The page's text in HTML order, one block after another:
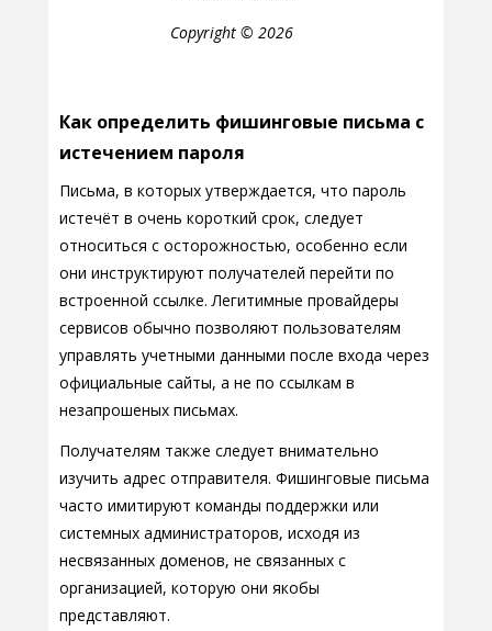
Copyright © 2026
Как определить фишинговые письма с
истечением пароля
Письма, в которых утверждается, что пароль
истечёт в очень короткий срок, следует
относиться с осторожностью, особенно если
они инструктируют получателей перейти по
встроенной ссылке. Легитимные провайдеры
сервисов обычно позволяют пользователям
управлять учетными данными после входа через
официальные сайты, а не по ссылкам в
незапрошеных письмах.
Получателям также следует внимательно
изучить адрес отправителя. Фишинговые письма
часто имитируют команды поддержки или
системных администраторов, исходя из
несвязанных доменов, не связанных с
организацией, которую они якобы
представляют.